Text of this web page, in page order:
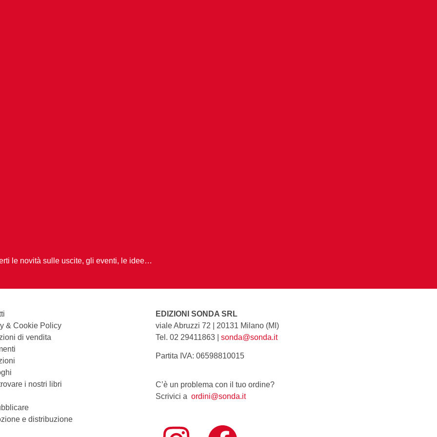
le novità sulle uscite, gli eventi, le idee…
& Cookie Policy
di vendita
i nostri libri
e distribuzione
EDIZIONI SONDA SRL
viale Abruzzi 72 | 20131 Milano (MI)
Tel. 02 29411863 | sonda@sonda.it
Partita IVA: 06598810015
C’è un problema con il tuo ordine?
Scrivici a ordini@sonda.it